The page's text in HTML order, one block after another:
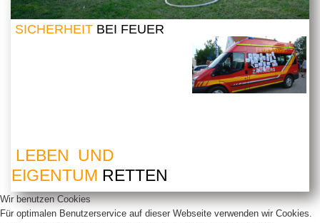
SICHERHEIT BEI FEUER
LEBEN UND
EIGENTUM RETTEN
Wir benutzen Cookies
Für optimalen Benutzerservice auf dieser Webseite verwenden wir Cookies.